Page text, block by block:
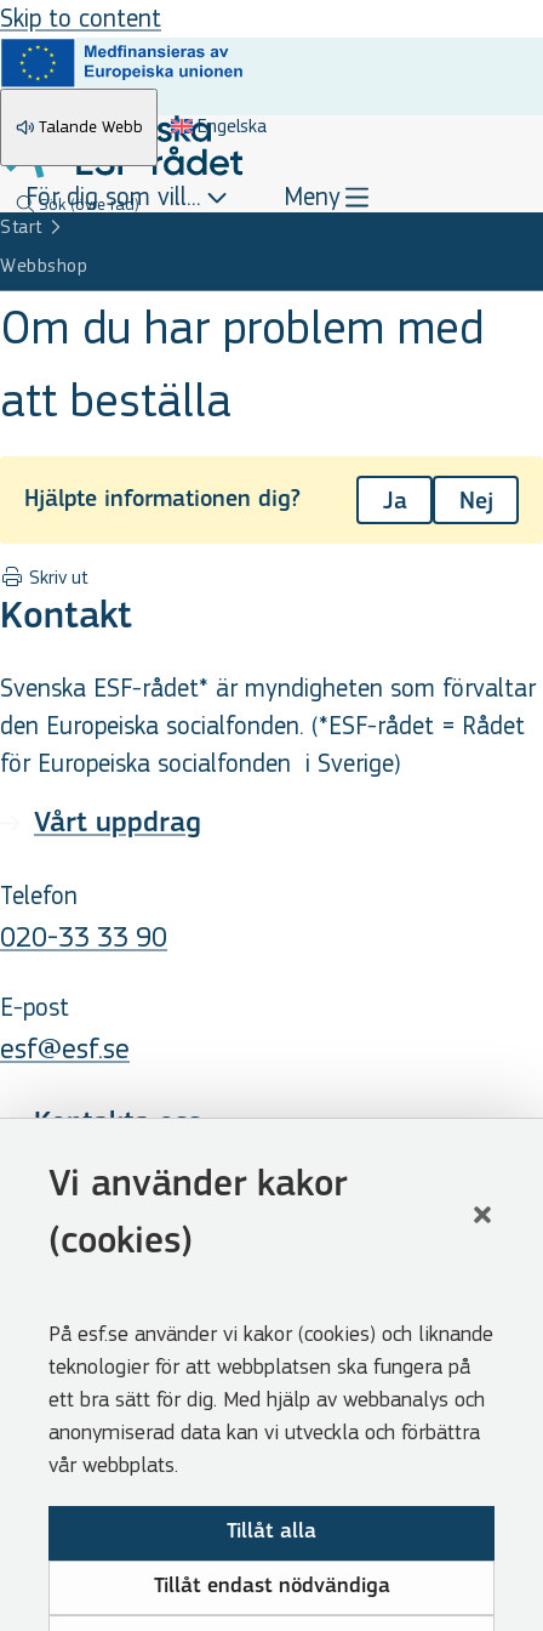
Vi använder kakor
(cookies)
På esf.se använder vi kakor (cookies) och liknande
teknologier för att webbplatsen ska fungera på
ett bra sätt för dig. Med hjälp av webbanalys och
anonymiserad data kan vi utveckla och förbättra
vår webbplats.
Tillåt alla
Tillåt endast nödvändiga
Skip to content
Talande Webb Engelska
Sök(övre rad)
För dig som vill... Meny
Start
Webbshop
Om du har problem med
att beställa
Hjälpte informationen dig? Ja Nej
Skriv ut
Kontakt
Svenska ESF-rådet* är myndigheten som förvaltar
den Europeiska socialfonden. (*ESF-rådet = Rådet
för Europeiska socialfonden i Sverige)
Vårt uppdrag
Telefon
020-33 33 90
E-post
esf@esf.se
Kontakta oss
Följ oss
LinkedIn
Nyhetsbrev
Genvägar
Webbshoppen
Visselblåsarfunktion